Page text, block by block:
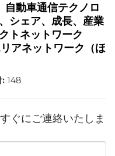
動車通信テクノロ
シェア、成長、産業
トネットワーク
アネットワーク（ほ
: 148
ぐにご連絡いたしま